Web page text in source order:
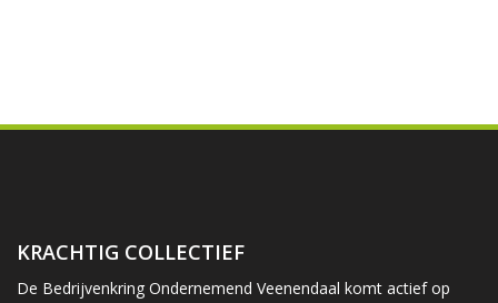
KRACHTIG COLLECTIEF
De Bedrijvenkring Ondernemend Veenendaal komt actief op